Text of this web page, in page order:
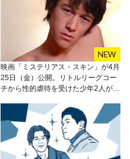
映画「ミステリアス・スキン」が4月
25日（金）公開。リトルリーグコー
チから性的虐待を受けた少年2人がた